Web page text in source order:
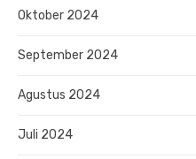
Oktober 2024
September 2024
Agustus 2024
Juli 2024